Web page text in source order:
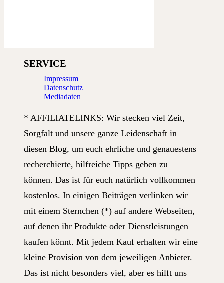
SERVICE
Impressum
Datenschutz
Mediadaten
* AFFILIATELINKS: Wir stecken viel Zeit,
Sorgfalt und unsere ganze Leidenschaft in
diesen Blog, um euch ehrliche und genauestens
recherchierte, hilfreiche Tipps geben zu
können. Das ist für euch natürlich vollkommen
kostenlos. In einigen Beiträgen verlinken wir
mit einem Sternchen (*) auf andere Webseiten,
auf denen ihr Produkte oder Dienstleistungen
kaufen könnt. Mit jedem Kauf erhalten wir eine
kleine Provision von dem jeweiligen Anbieter.
Das ist nicht besonders viel, aber es hilft uns